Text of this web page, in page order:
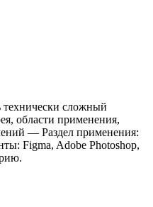
технически сложный
области применения,
— Раздел применения:
Figma, Adobe Photoshop,